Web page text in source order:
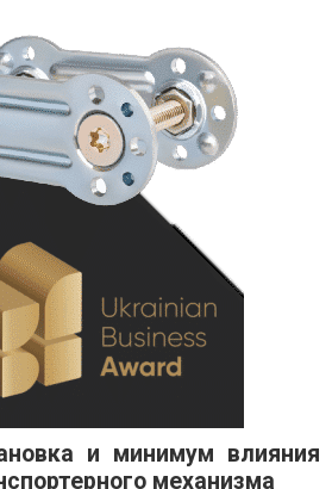
и минимум влияния
механизма